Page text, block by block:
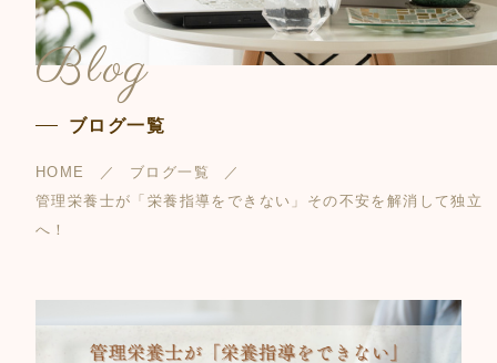
Blog
ブログ一覧
HOME
ブログ一覧
管理栄養士が「栄養指導をできない」その不安を解消して独立
へ！